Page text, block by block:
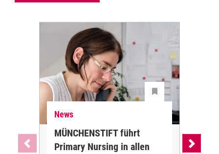
News
MÜNCHENSTIFT führt
Primary Nursing in allen